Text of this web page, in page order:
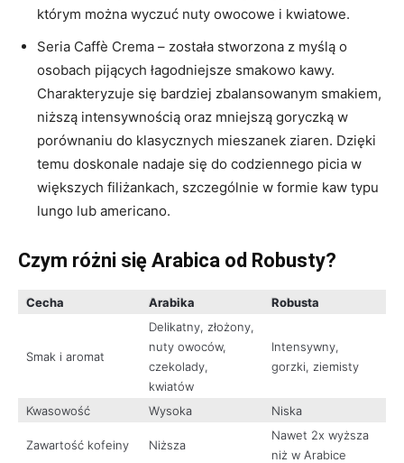
którym można wyczuć nuty owocowe i kwiatowe.
Seria Caffè Crema – została stworzona z myślą o
osobach pijących łagodniejsze smakowo kawy.
Charakteryzuje się bardziej zbalansowanym smakiem,
niższą intensywnością oraz mniejszą goryczką w
porównaniu do klasycznych mieszanek ziaren. Dzięki
temu doskonale nadaje się do codziennego picia w
większych filiżankach, szczególnie w formie kaw typu
lungo lub americano.
Czym różni się Arabica od Robusty?
Cecha Arabika Robusta
Smak i aromat
Delikatny, złożony,
nuty owoców,
czekolady,
kwiatów
Intensywny,
gorzki, ziemisty
Kwasowość Wysoka Niska
Zawartość kofeiny Niższa
Nawet 2x wyższa
niż w Arabice